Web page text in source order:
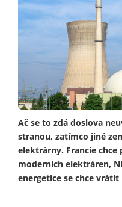
Ač se to zdá doslova
stranou, zatímco jiné
elektrárny. Francie
moderních elektráren,
energetice se chce vrátit